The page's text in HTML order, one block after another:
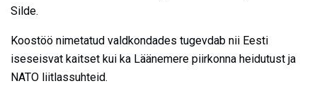
Silde.
Koostöö nimetatud valdkondades tugevdab nii Eesti
iseseisvat kaitset kui ka Läänemere piirkonna heidutust ja
NATO liitlassuhteid.